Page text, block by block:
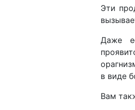
Эти
Даже
в виде
Вам